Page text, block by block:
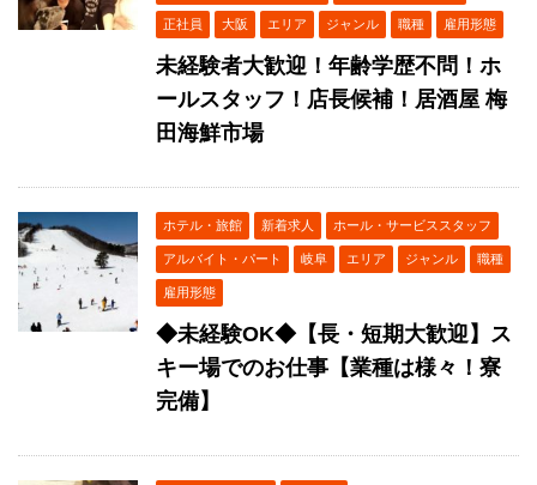
正社員 大阪 エリア ジャンル 職種 雇用形態
未経験者大歓迎！年齢学歴不問！ホ
ールスタッフ！店長候補！居酒屋 梅
田海鮮市場
ホテル・旅館 新着求人 ホール・サービススタッフ
アルバイト・パート 岐阜 エリア ジャンル 職種
雇用形態
◆未経験OK◆【長・短期大歓迎】ス
キー場でのお仕事【業種は様々！寮
完備】